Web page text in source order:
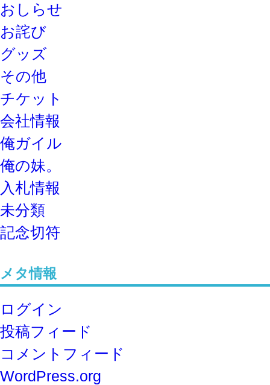
おしらせ
お詫び
グッズ
その他
チケット
会社情報
俺ガイル
俺の妹。
入札情報
未分類
記念切符
メタ情報
ログイン
投稿フィード
コメントフィード
WordPress.org